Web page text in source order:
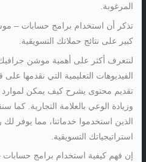
المرغوبة.
تذكر أن استخدام برامج حسابات –
كبير على نتائج حملاتك التسويقية.
لنتعرف أكثر على أهمية موشن
الفيديوهات التعليمية التي نقدمها
تقديم محتوى يشرح كيف يمكن لموارد
وزيادة الوعي بالعلامة التجارية. كما
الذين استخدموا خدماتنا، مما يوفر
استراتيجياتك التسويقية.
إن فهم كيفية استخدام برامج